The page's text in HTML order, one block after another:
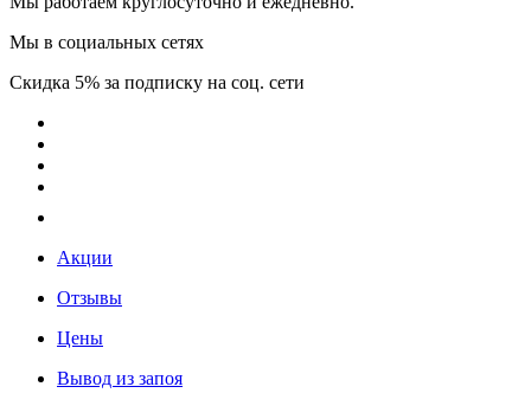
Мы в социальных сетях
Скидка 5% за подписку на соц. сети
Акции
Отзывы
Цены
Вывод из запоя